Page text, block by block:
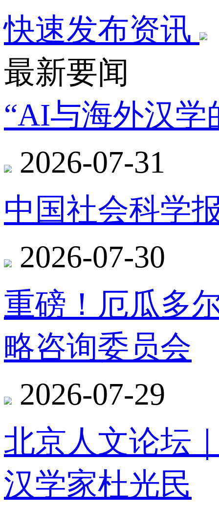
快速发布资讯
最新要闻
“AI与海外汉学
2026-07-31
中国社会科学
2026-07-30
重磅！厄瓜多
略咨询委员会
2026-07-29
北京人文论坛
汉学家杜光民